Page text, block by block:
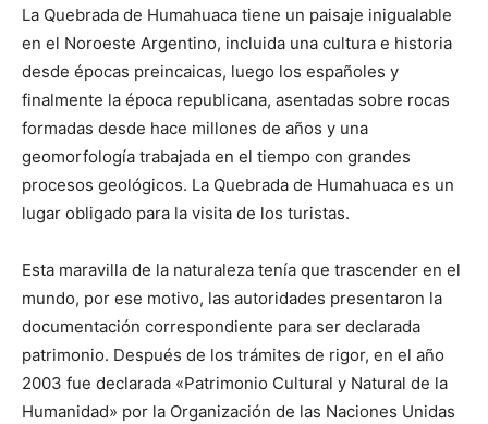
La Quebrada de Humahuaca tiene un paisaje inigualable
en el Noroeste Argentino, incluida una cultura e historia
desde épocas preincaicas, luego los españoles y
finalmente la época republicana, asentadas sobre rocas
formadas desde hace millones de años y una
geomorfología trabajada en el tiempo con grandes
procesos geológicos. La Quebrada de Humahuaca es un
lugar obligado para la visita de los turistas.
Esta maravilla de la naturaleza tenía que trascender en el
mundo, por ese motivo, las autoridades presentaron la
documentación correspondiente para ser declarada
patrimonio. Después de los trámites de rigor, en el año
2003 fue declarada «Patrimonio Cultural y Natural de la
Humanidad» por la Organización de las Naciones Unidas